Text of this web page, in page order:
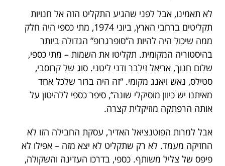
לא תאמינו, אבל לפני שהגיע התקליט הזה אל חנויות
תקליטים ברחבי הארץ, ביוני 1974, מתי כספי היה חלק
ממה שיכול היה להיות ה”סופרגרופ” הגדולה ביותר
בהיסטוריה המקומית. תקליטו את השמות – מתי כספי,
שלום חנוך, אריאל זילבר ודני ליטני. סוג של קרוסבי,
סטילס, נאש ויאנג מקומי. “זה היה ברור שלכל אחד
מאיתנו יש כיוון מוסיקלי שונה”, סיפר כספי ללהיטון על
אותה הרפתקה מוזיקלית קצרה.
אבל למרות הפוטנציאל האדיר, עסקת החבילה הזו לא
החזיקה מעמד. לא רק שתקליט לא יצא מזה – אפילו לא
פיפס של צליל משותף. כספי, בדרכו העדינה והשקולה,